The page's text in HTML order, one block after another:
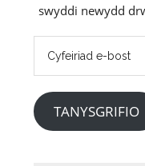
swyddi newydd
TANYSGRIFIO